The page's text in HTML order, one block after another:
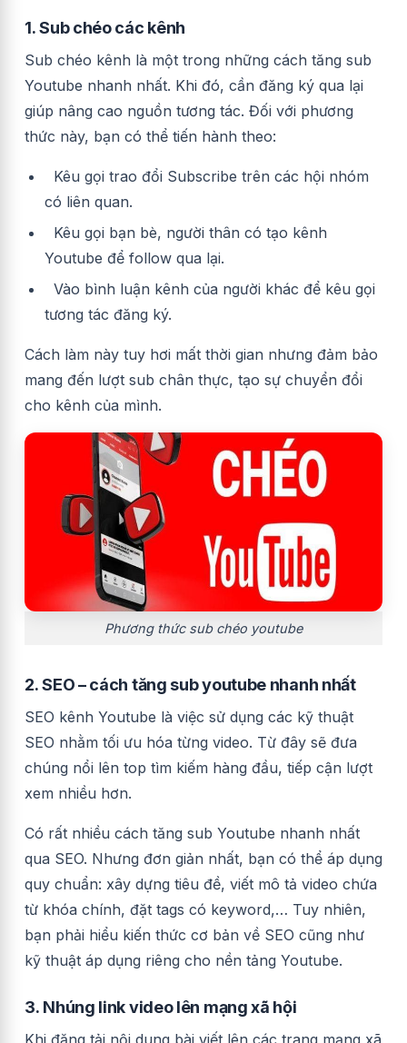
1.Sub chéo các kênh
Sub chéo kênh là một trong những cách tăng sub
Youtube nhanh nhất. Khi đó, cần đăng ký qua lại
giúp nâng cao nguồn tương tác. Đối với phương
thức này, bạn có thể tiến hành theo:
Kêu gọi trao đổi Subscribe trên các hội nhóm
có liên quan.
Kêu gọi bạn bè, người thân có tạo kênh
Youtube để follow qua lại.
Vào bình luận kênh của người khác để kêu gọi
tương tác đăng ký.
Cách làm này tuy hơi mất thời gian nhưng đảm bảo
mang đến lượt sub chân thực, tạo sự chuyển đổi
cho kênh của mình.
Phương thức sub chéo youtube
2.SEO – cách tăng sub youtube nhanh nhất
SEO kênh Youtube là việc sử dụng các kỹ thuật
SEO nhằm tối ưu hóa từng video. Từ đây sẽ đưa
chúng nổi lên top tìm kiếm hàng đầu, tiếp cận lượt
xem nhiều hơn.
Có rất nhiều cách tăng sub Youtube nhanh nhất
qua SEO. Nhưng đơn giản nhất, bạn có thể áp dụng
quy chuẩn: xây dựng tiêu đề, viết mô tả video chứa
từ khóa chính, đặt tags có keyword,… Tuy nhiên,
bạn phải hiểu kiến thức cơ bản về SEO cũng như
kỹ thuật áp dụng riêng cho nền tảng Youtube.
3. Nhúng link video lên mạng xã hội
Khi đăng tải nội dung bài viết lên các trang mạng xã